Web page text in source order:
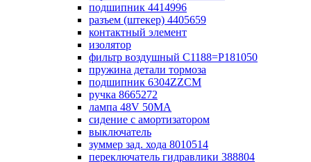
подшипник 4414996
разъем (штекер) 4405659
контактный элемент
изолятор
фильтр воздушный С1188=P181050
пружина детали тормоза
подшипник 6304ZZCM
ручка 8665272
лампа 48V 50МА
сидение с амортизатором
выключатель
зуммер зад. хода 8010514
переключатель гидравлики 388804